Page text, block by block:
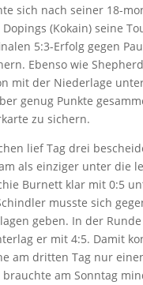
sich nach seiner 18-
(Kokain) seine
5:3-Erfolg gegen
Ebenso wie
mit der Niederlage
genug Punkte
zu sichern.
lief Tag drei
als einziger unter die
Burnett klar mit 0:5
musste sich
geben. In der
er mit 4:5. Damit
am dritten Tag nur
am Sonntag